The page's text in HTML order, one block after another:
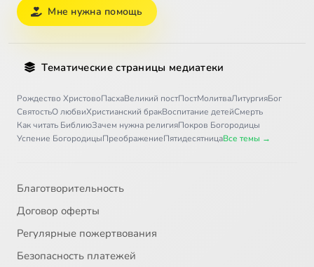
Мне нужна помощь
Тематические страницы медиатеки
Рождество ХристовоПасхаВеликий постПостМолитваЛитургияБог
СвятостьО любвиХристианский бракВоспитание детейСмерть
Как читать БиблиюЗачем нужна религияПокров Богородицы
Успение БогородицыПреображениеПятидесятницаВсе темы →
Благотворительность
Договор оферты
Регулярные пожертвования
Безопасность платежей